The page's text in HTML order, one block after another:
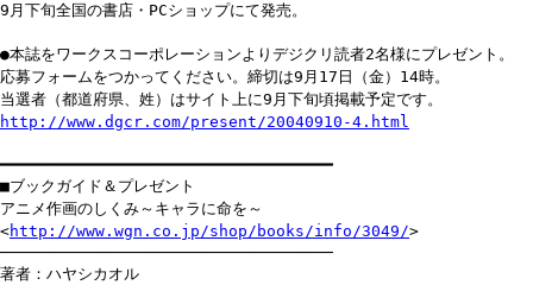
9月下旬全国の書店・PCショップにて発売。
●本誌をワークスコーポレーションよりデジクリ読者2名様にプレゼント。
応募フォームをつかってください。締切は9月17日（金）14時。
当選者（都道府県、姓）はサイト上に9月下旬頃掲載予定です。
http://www.dgcr.com/present/20040910-4.html
━━━━━━━━━━━━━━━━━━━━━━━━━━━━━━━━━━━
■ブックガイド＆プレゼント
アニメ作画のしくみ～キャラに命を～
<http://www.wgn.co.jp/shop/books/info/3049/>
───────────────────────────────────
著者：ハヤシカオル